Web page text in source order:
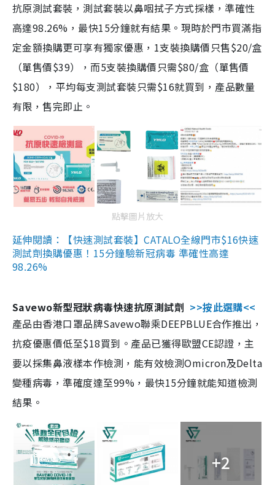
抗原測試套裝，測試套裝以鼻咽拭子方式採樣，準確性
高達98.26%，最快15分鐘就有結果。現時於門市買滿指
定金額換購更可享有獨家優惠，1支裝換購價只售$20/盒
（單售價$39），而5支裝換購價只需$80/盒（單售價
$180），平均每支測試套裝只需$16就買到，產品數量
有限，售完即止。
點擊圖片放大
延伸閱讀：【快速測試套裝】CATALO全線門市$16快速
測試劑換購優惠！15分鐘驗新冠病毒 準確性高達
98.26%
Savewo新型冠狀病毒快速抗原測試劑 >>按此選購<<
產品由香港口罩品牌Savewo聯乘DEEPBLUE合作推出，
抗疫優惠價低至$18買到。產品已獲得歐盟CE認證，主
要以採集鼻液樣本作檢測，能有效檢測Omicron及Delta
變種病毒，準確度達至99%，最快15分鐘就能知道檢測
結果。
+2